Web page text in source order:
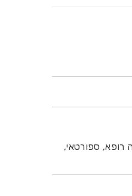
רופא, ספורטאי,